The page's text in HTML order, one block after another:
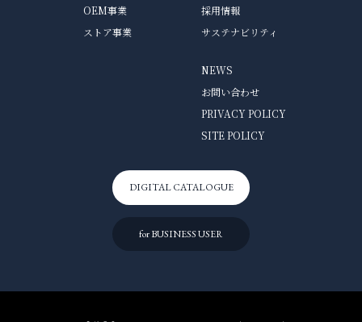
OEM事業
ストア事業
採用情報
サステナビリティ
NEWS
お問い合わせ
PRIVACY POLICY
SITE POLICY
DIGITAL CATALOGUE
for BUSINESS USER